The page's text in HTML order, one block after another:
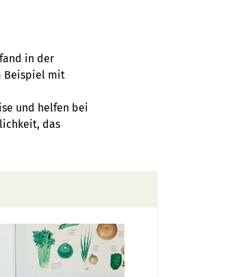
in der
Beispiel mit
und helfen bei
das